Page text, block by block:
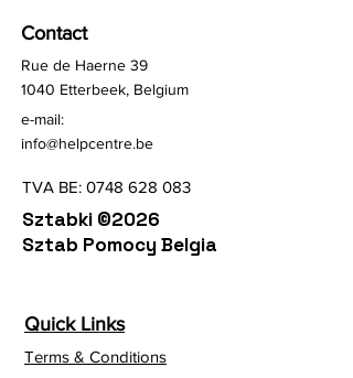
Contact
Rue de Haerne 39
1040 Etterbeek, Belgium
e-mail:
info@helpcentre.be
TVA BE: 0748 628 083
Sztabki ©2026
Sztab Pomocy Belgia
Quick Links
Terms & Conditions